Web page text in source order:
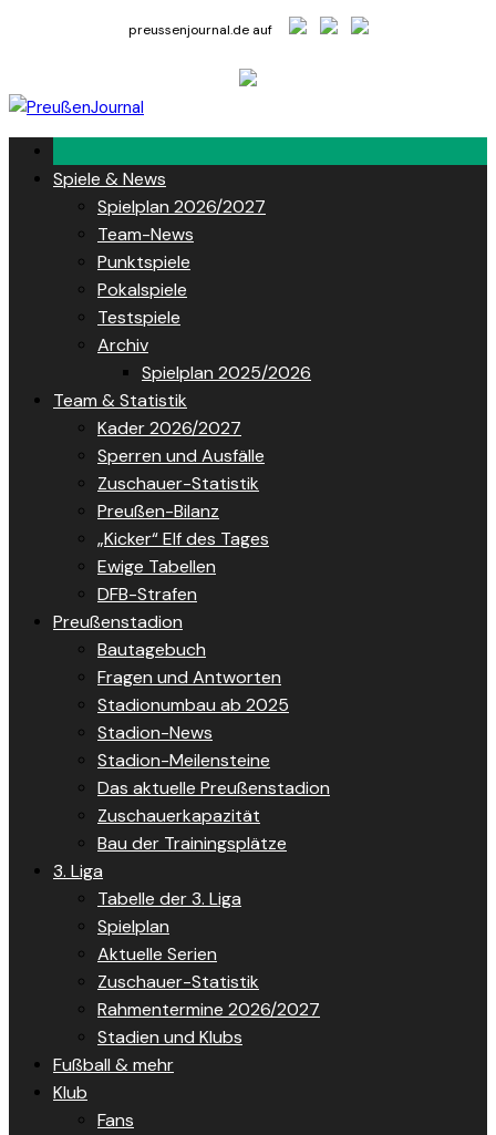
preussenjournal.de auf
Spiele & News
Spielplan 2026/2027
Team-News
Punktspiele
Pokalspiele
Testspiele
Archiv
Spielplan 2025/2026
Team & Statistik
Kader 2026/2027
Sperren und Ausfälle
Zuschauer-Statistik
Preußen-Bilanz
„Kicker“ Elf des Tages
Ewige Tabellen
DFB-Strafen
Preußenstadion
Bautagebuch
Fragen und Antworten
Stadionumbau ab 2025
Stadion-News
Stadion-Meilensteine
Das aktuelle Preußenstadion
Zuschauerkapazität
Bau der Trainingsplätze
3. Liga
Tabelle der 3. Liga
Spielplan
Aktuelle Serien
Zuschauer-Statistik
Rahmentermine 2026/2027
Stadien und Klubs
Fußball & mehr
Klub
Fans